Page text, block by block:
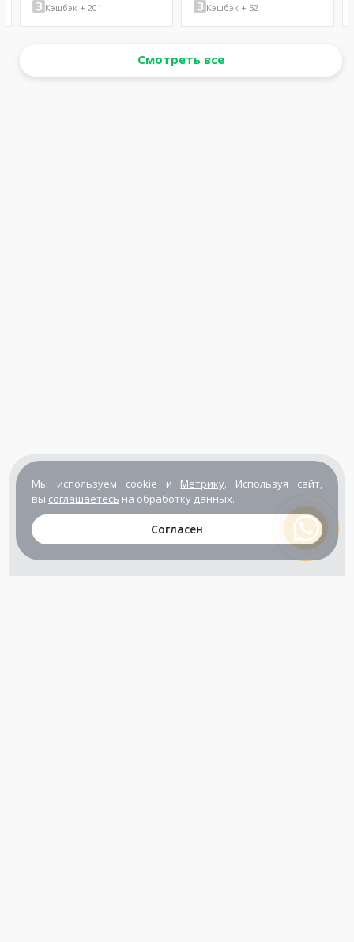
Кэшбэк + 201 Кэшбэк + 52
Смотреть все
Мы используем cookie и Метрику. Используя сайт,
вы соглашаетесь на обработку данных.
Согласен